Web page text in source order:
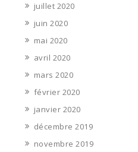
juillet 2020
juin 2020
mai 2020
avril 2020
mars 2020
février 2020
janvier 2020
décembre 2019
novembre 2019